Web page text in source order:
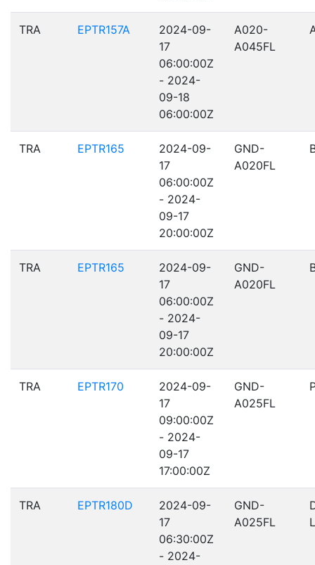
TRA EPTR157A
2024-09-
17
06:00:00Z
- 2024-
09-18
06:00:00Z
A020-
A045FL
TRA EPTR165
2024-09-
17
06:00:00Z
- 2024-
09-17
20:00:00Z
GND-
A020FL
TRA EPTR165
2024-09-
17
06:00:00Z
- 2024-
09-17
20:00:00Z
GND-
A020FL
TRA EPTR170
2024-09-
17
09:00:00Z
- 2024-
09-17
17:00:00Z
GND-
A025FL
TRA EPTR180D
2024-09-
17
06:30:00Z
- 2024-
GND-
A025FL